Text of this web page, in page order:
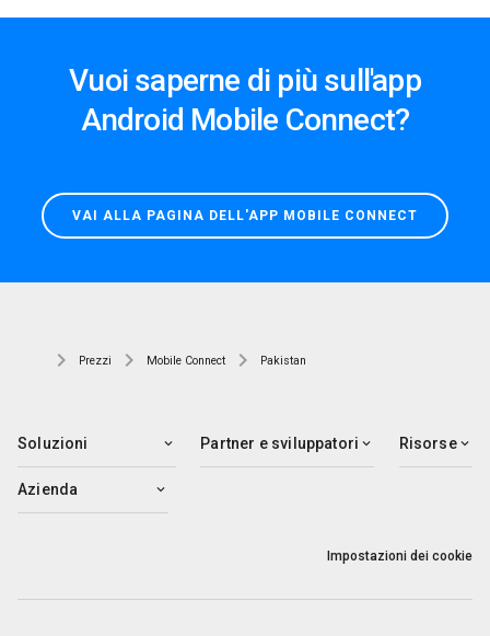
Vuoi saperne di più sull'app
Android Mobile Connect?
VAI ALLA PAGINA DELL'APP MOBILE CONNECT
Prezzi Mobile Connect Pakistan
Soluzioni Partner e sviluppatori Risorse
Azienda
Impostazioni dei cookie